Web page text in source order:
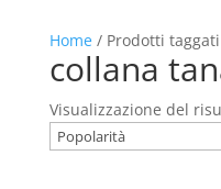
Home/ Prodotti taggati
collana
Visualizzazione del